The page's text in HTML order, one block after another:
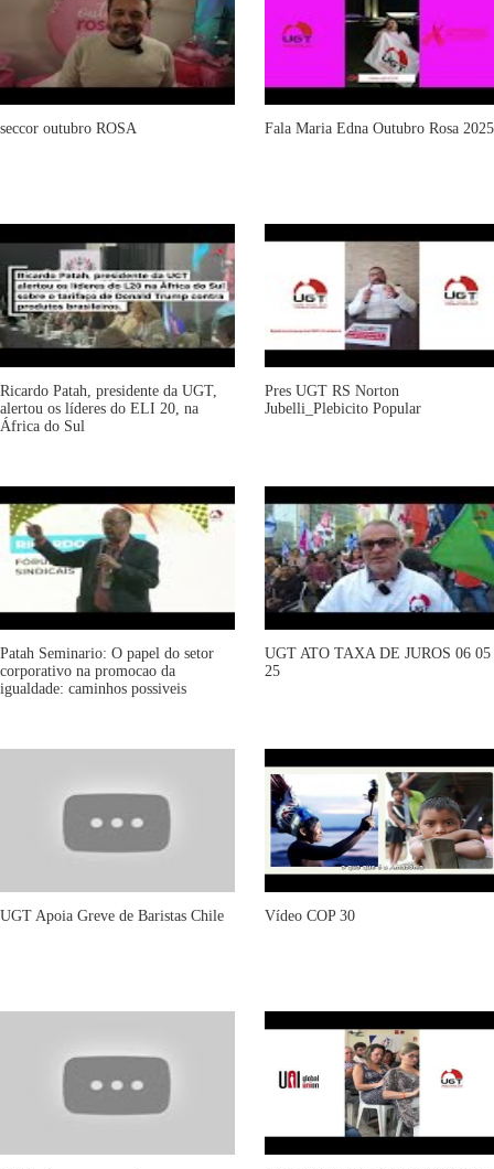
seccor outubro ROSA Fala Maria Edna Outubro Rosa 2025
Ricardo Patah, presidente da UGT,
alertou os líderes do ELI 20, na
África do Sul
Pres UGT RS Norton
Jubelli_Plebicito Popular
Patah Seminario: O papel do setor
corporativo na promocao da
igualdade: caminhos possiveis
UGT ATO TAXA DE JUROS 06 05
25
UGT Apoia Greve de Baristas Chile Vídeo COP 30